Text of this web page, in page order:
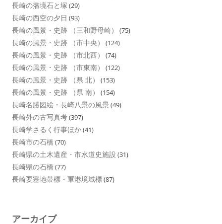
長崎の藩境石と塚 (29)
長崎の西空の夕日 (93)
長崎の風景・史跡 （三和野母崎） (75)
長崎の風景・史跡 （市中央） (124)
長崎の風景・史跡 （市北西） (74)
長崎の風景・史跡 （市東南） (122)
長崎の風景・史跡 （県 北） (153)
長崎の風景・史跡 （県 南） (154)
長崎名勝図絵・長崎八景の風景 (49)
長崎外の古写真考(397)
長崎学さるく行事ほか(41)
長崎市の石橋 (70)
長崎県の土木遺産・市水道史施設 (31)
長崎県の石橋 (77)
長崎要塞地帯標・軍港境域標(87)
アーカイブ